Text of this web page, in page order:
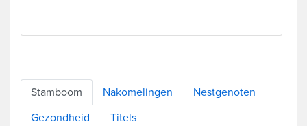
Stamboom Nakomelingen Nestgenoten
Gezondheid Titels